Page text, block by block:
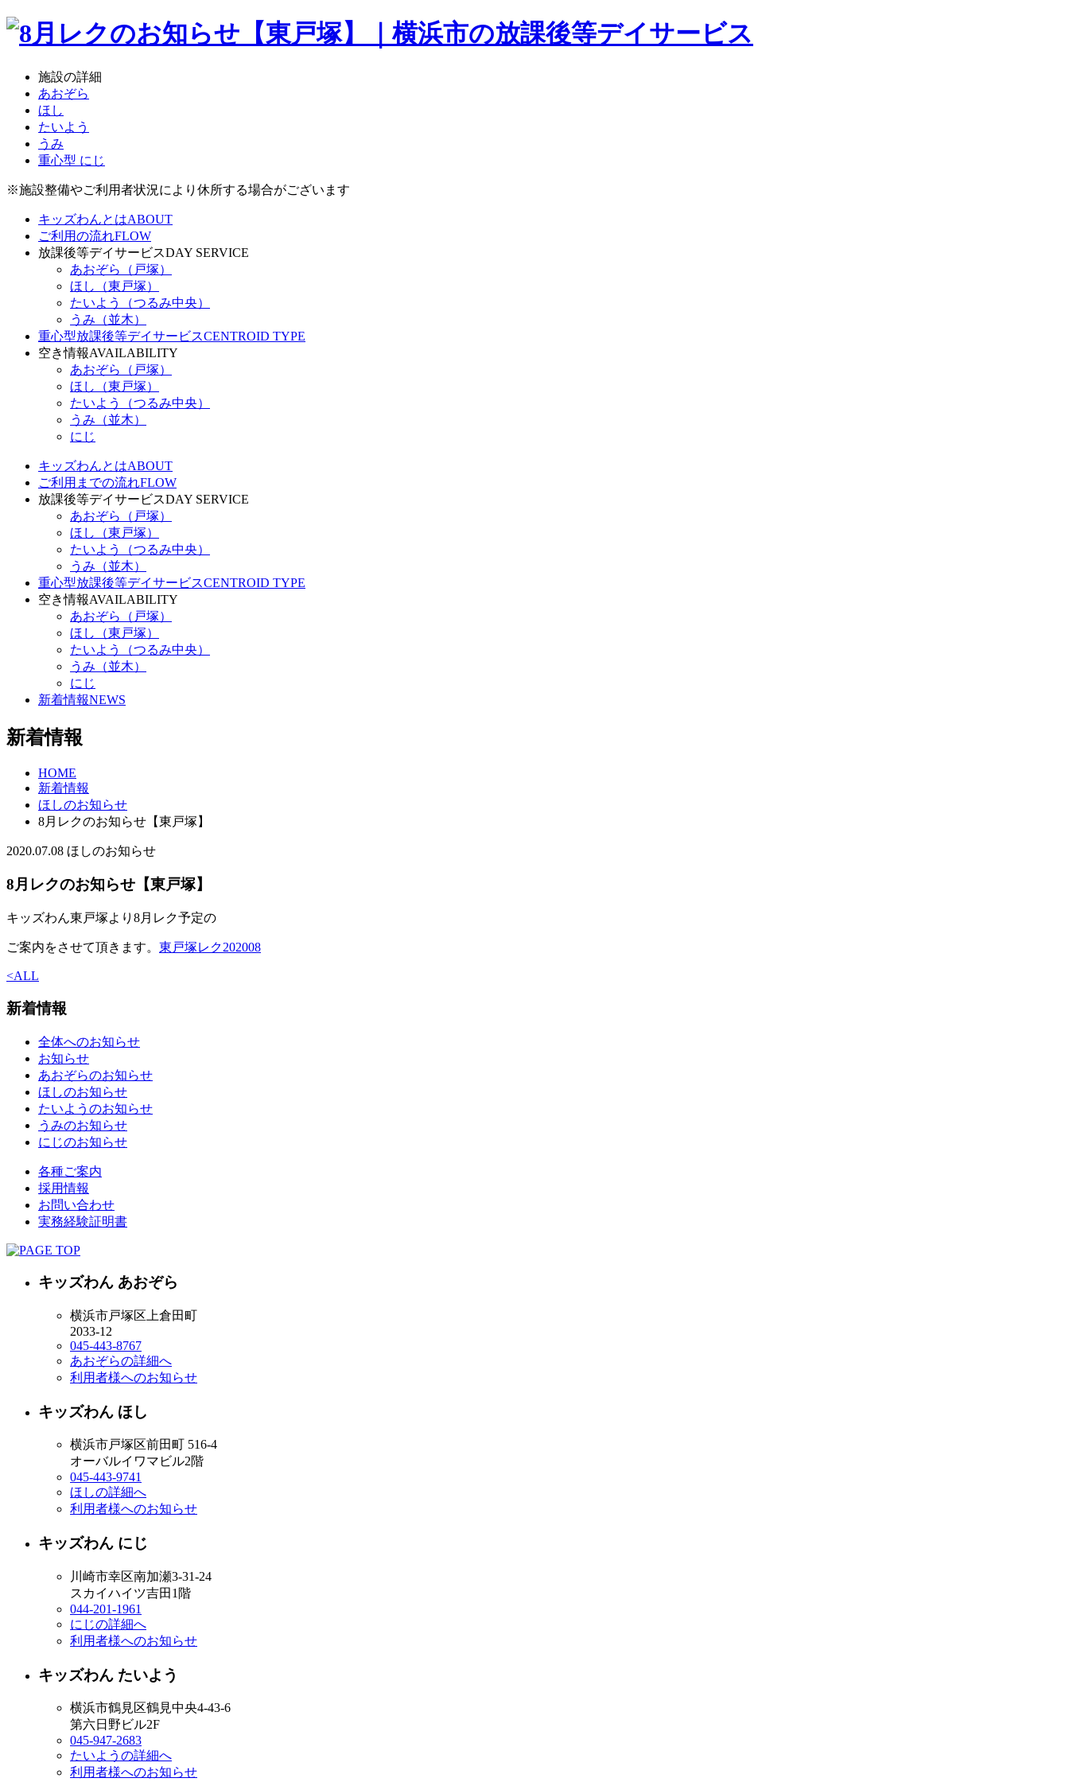
施設の詳細
あおぞら
ほし
たいよう
うみ
重心型 にじ
※施設整備やご利用者状況により休所する場合がございます
キッズわんとはABOUT
ご利用の流れFLOW
放課後等デイサービスDAY SERVICE
あおぞら（戸塚）
ほし（東戸塚）
たいよう（つるみ中央）
うみ（並木）
重心型放課後等デイサービスCENTROID TYPE
空き情報AVAILABILITY
あおぞら（戸塚）
ほし（東戸塚）
たいよう（つるみ中央）
うみ（並木）
にじ
キッズわんとはABOUT
ご利用までの流れFLOW
放課後等デイサービスDAY SERVICE
あおぞら（戸塚）
ほし（東戸塚）
たいよう（つるみ中央）
うみ（並木）
重心型放課後等デイサービスCENTROID TYPE
空き情報AVAILABILITY
あおぞら（戸塚）
ほし（東戸塚）
たいよう（つるみ中央）
うみ（並木）
にじ
新着情報NEWS
新着情報
HOME
新着情報
ほしのお知らせ
8月レクのお知らせ【東戸塚】
2020.07.08 ほしのお知らせ
8月レクのお知らせ【東戸塚】
キッズわん東戸塚より8月レク予定の
ご案内をさせて頂きます。 東戸塚レク202008
<ALL
新着情報
全体へのお知らせ
お知らせ
あおぞらのお知らせ
ほしのお知らせ
たいようのお知らせ
うみのお知らせ
にじのお知らせ
各種ご案内
採用情報
お問い合わせ
実務経験証明書
キッズわん あおぞら
横浜市戸塚区上倉田町
2033-12
045-443-8767
あおぞらの詳細へ
利用者様へのお知らせ
キッズわん ほし
横浜市戸塚区前田町 516-4
オーバルイワマビル2階
045-443-9741
ほしの詳細へ
利用者様へのお知らせ
キッズわん にじ
川崎市幸区南加瀬3-31-24
スカイハイツ吉田1階
044-201-1961
にじの詳細へ
利用者様へのお知らせ
キッズわん たいよう
横浜市鶴見区鶴見中央4-43-6
第六日野ビル2F
045-947-2683
たいようの詳細へ
利用者様へのお知らせ